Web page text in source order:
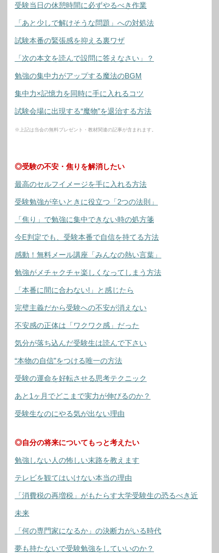
受験当日の休憩時間に必ずやるべき作業
「あと少しで解けそうな問題」への対処法
試験本番の緊張感を抑える裏ワザ
「次の本文を読んで設問に答えなさい」？
勉強の集中力がアップする魔法のBGM
集中力×記憶力を同時に手に入れるコツ
試験会場に出現する“魔物”を退治する方法
※上記は当会の無料プレゼント・教材関連の記事が含まれます。
◎受験の不安・焦りを解消したい
最高のセルフイメージを手に入れる方法
受験勉強が辛いときに役立つ「2つの法則」
「焦り」で勉強に集中できない時の処方箋
今E判定でも、受験本番で自信を持てる方法
感動！無料メール講座「みんなの熱い言葉」
勉強がメチャクチャ楽しくなってしまう方法
「本番に間に合わない!」と感じたら
完璧主義だから受験への不安が消えない
不安感の正体は「ワクワク感」だった
気分が落ち込んだ受験生は読んで下さい
“本物の自信”をつける唯一の方法
受験の運命を好転させる思考テクニック
あと1ヶ月でどこまで実力が伸びるのか？
受験生なのにやる気が出ない理由
◎自分の将来についてもっと考えたい
勉強しない人の怖しい末路を教えます
テレビを観てはいけない本当の理由
「消費税の再増税」がもたらす大学受験生の恐るべき近
未来
「何の専門家になるか」の決断力がいる時代
夢も持たないで受験勉強をしていいのか？